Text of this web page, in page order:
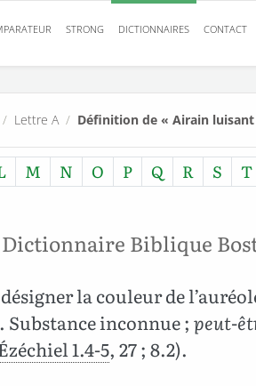
STRONG DICTIONNAIRES CONTACT
/ Lettre A / Définition de « Airain luisant
M N O P Q R S T
Dictionnaire Biblique
la couleur de
Substance inconnue ; peut-
1.4-5, 27 ; 8.2).